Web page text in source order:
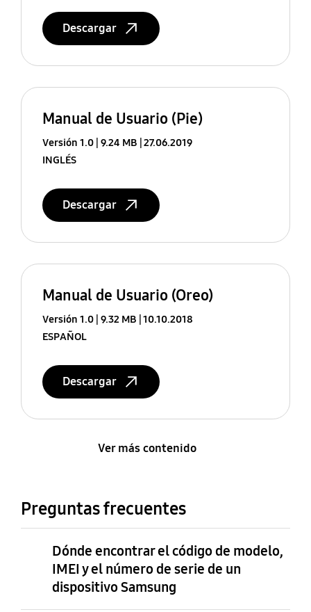
Descargar
Manual de Usuario (Pie)
Versión 1.0 9.24 MB 27.06.2019
INGLÉS
Descargar
Manual de Usuario (Oreo)
Versión 1.0 9.32 MB 10.10.2018
ESPAÑOL
Descargar
Ver más contenido
Preguntas frecuentes
Dónde encontrar el código de modelo,
IMEI y el número de serie de un
dispositivo Samsung